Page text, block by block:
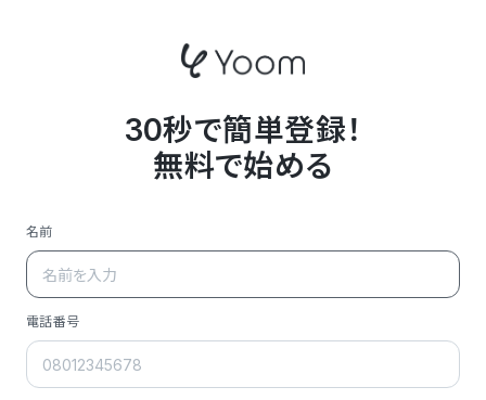
30秒で簡単登録！
無料で始める
名前
電話番号